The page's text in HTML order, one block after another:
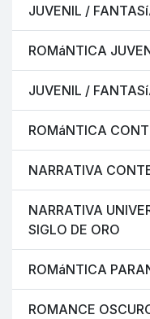
JUVENIL /
ROMáNTICA
JUVENIL /
ROMáNTICA
NARRATIVA
NARRATIVA
SIGLO DE ORO
ROMáNTICA
ROMANCE